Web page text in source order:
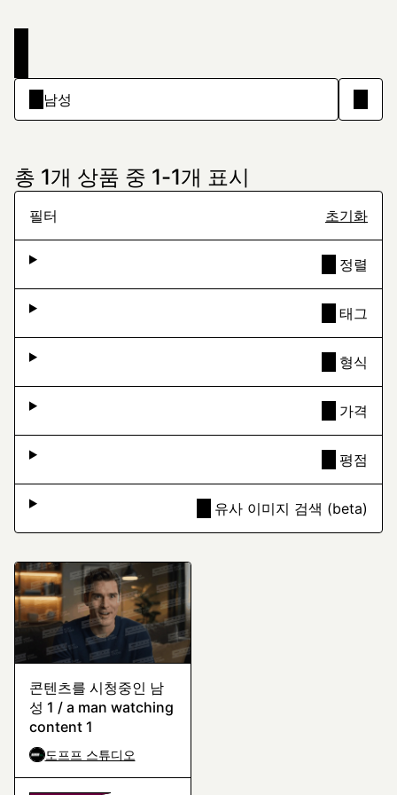
“남성” 검색 결과 | 도프켓
총 1개 상품 중 1-1개 표시
필터 초기화
정렬
태그
형식
가격
평점
유사 이미지 검색 (beta)
콘텐츠를 시청중인 남
성 1 / a man watching
content 1
도프프 스튜디오